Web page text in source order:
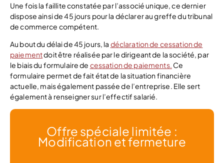
Une fois la faillite constatée par l’associé unique, ce dernier
dispose ainsi de 45 jours pour la déclarer au greffe du tribunal
de commerce compétent.
Au bout du délai de 45 jours, la déclaration de cessation de
paiementdoit être réalisée par le dirigeant de la société, par
le biais du formulaire de cessation de paiements. Ce
formulaire permet de fait état de la situation financière
actuelle, mais également passée de l’entreprise. Elle sert
également à renseigner sur l’effectif salarié.
Offre spéciale limitée :
Modification et fermeture